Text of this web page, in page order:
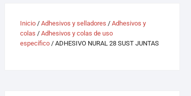
Inicio / Adhesivos y selladores / Adhesivos y
colas / Adhesivos y colas de uso
específico / ADHESIVO NURAL 28 SUST JUNTAS